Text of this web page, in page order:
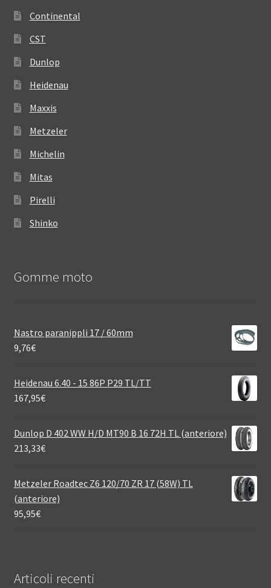
Continental
CST
Dunlop
Heidenau
Maxxis
Metzeler
Michelin
Mitas
Pirelli
Shinko
Gomme moto
Nastro paranippli 17 / 60mm
9,76€
Heidenau 6.40 - 15 86P P29 TL/TT
167,95€
Dunlop D 402 WW H/D MT90 B 16 72H TL (anteriore)
213,33€
Metzeler Roadtec Z6 120/70 ZR 17 (58W) TL
(anteriore)
95,95€
Articoli recenti